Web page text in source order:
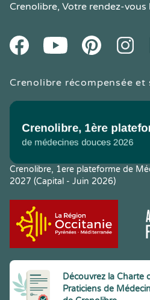
Crenolibre, Votre rendez-
FacebookYoutube Pintereset
Crenolibre récompensée et
Crenolibre, 1ere plateforme de
2027 (Capital - Juin 2026)
Découvrez la Charte
Praticiens de